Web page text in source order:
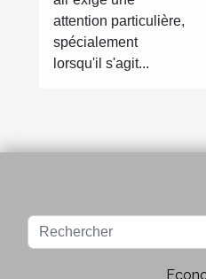
attention particulière,
spécialement
lorsqu'il s'agit...